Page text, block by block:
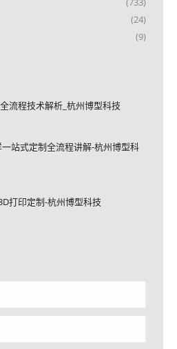
(24)
(9)
流程技术解析_杭州博型科技
站式定制全流程讲解-杭州博型科
打印定制-杭州博型科技